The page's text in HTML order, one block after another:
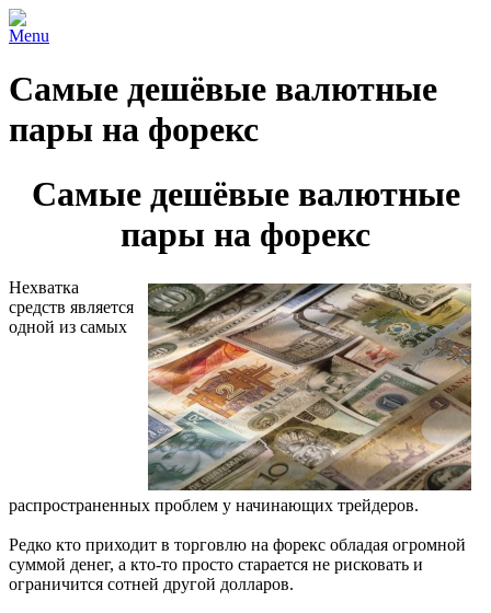
Menu
Самые дешёвые валютные
пары на форекс
Самые дешёвые валютные
пары на форекс
Нехватка
средств является
одной из самых
распространенных проблем у начинающих трейдеров.
Редко кто приходит в торговлю на форекс обладая огромной
суммой денег, а кто-то просто старается не рисковать и
ограничится сотней другой долларов.